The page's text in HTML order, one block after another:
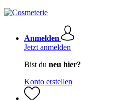
Anmelden
Jetzt anmelden
Bist du neu hier?
Konto erstellen